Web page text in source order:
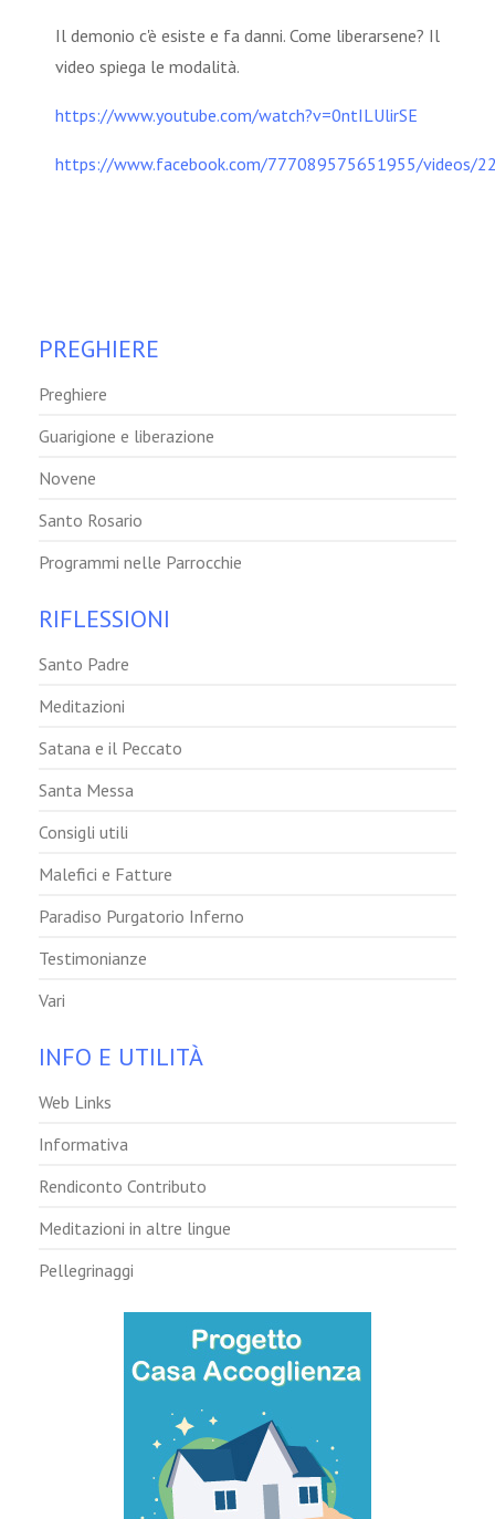
Il demonio c'è esiste e fa danni. Come liberarsene? Il
video spiega le modalità.
https://www.youtube.com/watch?v=0ntILUlirSE
https://www.facebook.com/777089575651955/videos/
PREGHIERE
Preghiere
Guarigione e liberazione
Novene
Santo Rosario
Programmi nelle Parrocchie
RIFLESSIONI
Santo Padre
Meditazioni
Satana e il Peccato
Santa Messa
Consigli utili
Malefici e Fatture
Paradiso Purgatorio Inferno
Testimonianze
Vari
INFO E UTILITÀ
Web Links
Informativa
Rendiconto Contributo
Meditazioni in altre lingue
Pellegrinaggi